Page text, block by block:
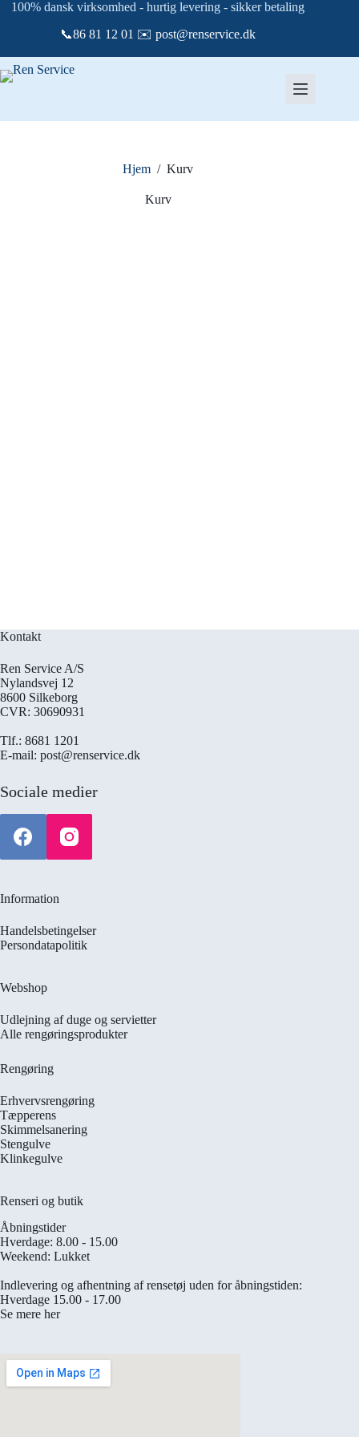
Fortsæt
100% dansk virksomhed - hurtig levering - sikker betaling
📞86 81 12 01 ✉️ post@renservice.dk
Hjem / Kurv
Kurv
Kontakt
Ren Service A/S
Nylandsvej 12
8600 Silkeborg
CVR: 30690931
Tlf.: 8681 1201
E-mail: post@renservice.dk
Sociale medier
Information
Handelsbetingelser
Persondatapolitik
Webshop
Udlejning af duge og servietter
Alle rengøringsprodukter
Rengøring
Erhvervsrengøring
Tæpperens
Skimmelsanering
Stengulve
Klinkegulve
Renseri og butik
Åbningstider
Hverdage: 8.00 - 15.00
Weekend: Lukket
Indlevering og afhentning af rensetøj uden for åbningstiden:
Hverdage 15.00 - 17.00
Se mere her